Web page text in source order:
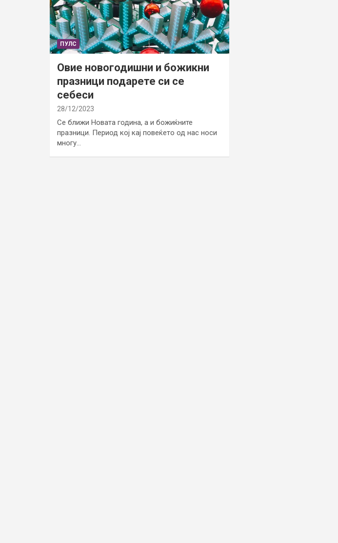
ПУЛС
Овие новогодишни и божикни
празници подарете си се
себеси
28/12/2023
Се ближи Новата година, а и божиќните
празници. Период кој кај повеќето од нас носи
многу…